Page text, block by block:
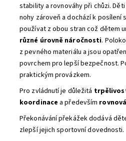
stability a rovnováhy při chůzi.
nohy zároveň a dochází k posílení
používat z obou stran což dětem
různé úrovně náročnosti.
z pevného materiálu a jsou
povrchem pro lepší bezpečnost.
praktickým provázkem.
Pro zvládnutí je důležitá
koordinace a především
Překonávání překážek dodává
zlepší jejich sportovní dovednosti.